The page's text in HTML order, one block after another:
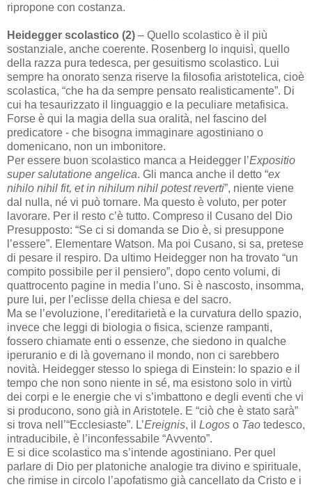
ripropone con costanza.
Heidegger scolastico (2) – Quello scolastico è il più
sostanziale, anche coerente. Rosenberg lo inquisì, quello
della razza pura tedesca, per gesuitismo scolastico. Lui
sempre ha onorato senza riserve la filosofia aristotelica, cioè
scolastica, “che ha da sempre pensato realisticamente”. Di
cui ha tesaurizzato il linguaggio e la peculiare metafisica.
Forse è qui la magia della sua oralità, nel fascino del
predicatore - che bisogna immaginare agostiniano o
domenicano, non un imbonitore.
Per essere buon scolastico manca a Heidegger l’Expositio
super salutatione angelica. Gli manca anche il detto “ex
nihilo nihil fit, et in nihilum nihil potest reverti”, niente viene
dal nulla, né vi può tornare. Ma questo è voluto, per poter
lavorare. Per il resto c’è tutto. Compreso il Cusano del Dio
Presupposto: “Se ci si domanda se Dio è, si presuppone
l’essere”. Elementare Watson. Ma poi Cusano, si sa, pretese
di pesare il respiro. Da ultimo Heidegger non ha trovato “un
compito possibile per il pensiero”, dopo cento volumi, di
quattrocento pagine in media l’uno. Si è nascosto, insomma,
pure lui, per l’eclisse della chiesa e del sacro.
Ma se l’evoluzione, l’ereditarietà e la curvatura dello spazio,
invece che leggi di biologia o fisica, scienze rampanti,
fossero chiamate enti o essenze, che siedono in qualche
iperuranio e di là governano il mondo, non ci sarebbero
novità. Heidegger stesso lo spiega di Einstein: lo spazio e il
tempo che non sono niente in sé, ma esistono solo in virtù
dei corpi e le energie che vi s’imbattono e degli eventi che vi
si producono, sono già in Aristotele. E “ciò che è stato sarà”
si trova nell’“Ecclesiaste”. L’Ereignis, il Logos o Tao tedesco,
intraducibile, è l’inconfessabile “Avvento”.
E si dice scolastico ma s’intende agostiniano. Per quel
parlare di Dio per platoniche analogie tra divino e spirituale,
che rimise in circolo l’apofatismo già cancellato da Cristo e i